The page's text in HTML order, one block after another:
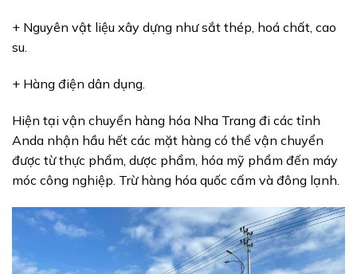
+ Nguyên vật liệu xây dựng như sắt thép, hoá chất, cao
su.
+ Hàng điện dân dụng.
Hiện tại vận chuyển hàng hóa Nha Trang đi các tỉnh
Anda nhận hầu hết các mặt hàng có thể vận chuyển
được từ thực phẩm, dược phẩm, hóa mỹ phẩm đến máy
móc công nghiệp. Trừ hàng hóa quốc cấm và đông lạnh.